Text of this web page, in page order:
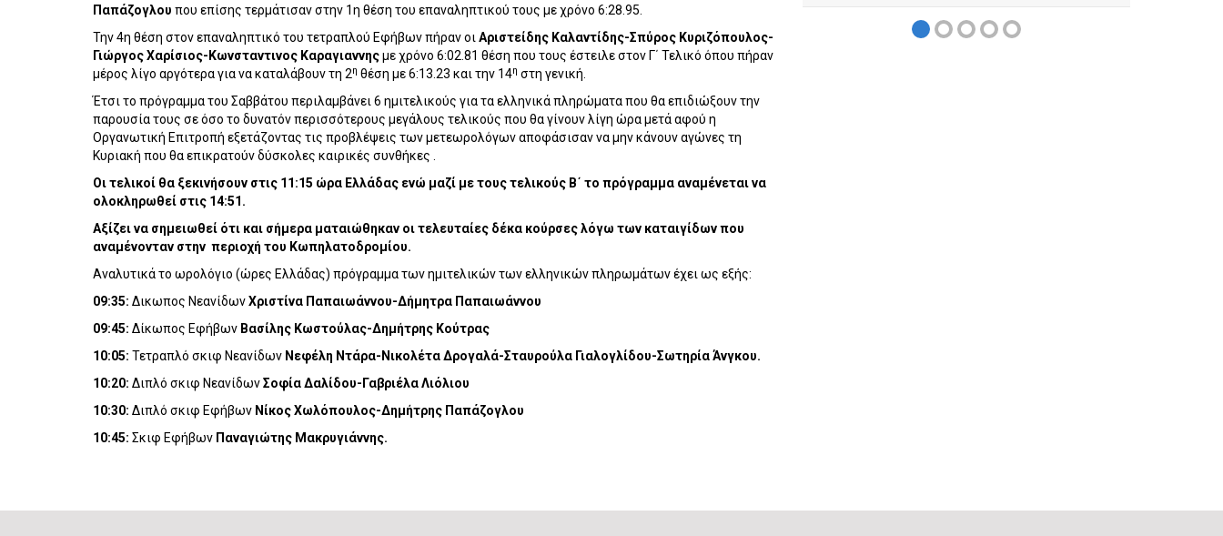
Παπάζογλου που επίσης τερμάτισαν στην 1η θέση του επαναληπτικού τους με χρόνο 6:28.95.
Την 4η θέση στον επαναληπτικό του τετραπλού Εφήβων πήραν οι Αριστείδης Καλαντίδης-Σπύρος Κυριζόπουλος-
Γιώργος Χαρίσιος-Κωνσταντινος Καραγιαννηςμε χρόνο 6:02.81 θέση που τους έστειλε στον Γ΄ Τελικό όπου πήραν
μέρος λίγο αργότερα για να καταλάβουν τη 2η θέση με 6:13.23 και την 14η στη γενική.
Έτσι το πρόγραμμα του Σαββάτου περιλαμβάνει 6 ημιτελικούς για τα ελληνικά πληρώματα που θα επιδιώξουν την
παρουσία τους σε όσο το δυνατόν περισσότερους μεγάλους τελικούς που θα γίνουν λίγη ώρα μετά αφού η
Οργανωτική Επιτροπή εξετάζοντας τις προβλέψεις των μετεωρολόγων αποφάσισαν να μην κάνουν αγώνες τη
Κυριακή που θα επικρατούν δύσκολες καιρικές συνθήκες .
Οι τελικοί θα ξεκινήσουν στις 11:15 ώρα Ελλάδας ενώ μαζί με τους τελικούς Β΄ το πρόγραμμα αναμένεται να
ολοκληρωθεί στις 14:51.
Αξίζει να σημειωθεί ότι και σήμερα ματαιώθηκαν οι τελευταίες δέκα κούρσες λόγω των καταιγίδων που
αναμένονταν στην περιοχή του Κωπηλατοδρομίου.
Αναλυτικά το ωρολόγιο (ώρες Ελλάδας) πρόγραμμα των ημιτελικών των ελληνικών πληρωμάτων έχει ως εξής:
09:35: Δικωπος ΝεανίδωνΧριστίνα Παπαιωάννου-Δήμητρα Παπαιωάννου
09:45: Δίκωπος Εφήβων Βασίλης Κωστούλας-Δημήτρης Κούτρας
10:05: Τετραπλό σκιφ Νεανίδων Νεφέλη Ντάρα-Νικολέτα Δρογαλά-Σταυρούλα Γιαλογλίδου-Σωτηρία Άνγκου.
10:20: Διπλό σκιφ ΝεανίδωνΣοφία Δαλίδου-Γαβριέλα Λιόλιου
10:30: Διπλό σκιφ Εφήβων Νίκος Χωλόπουλος-Δημήτρης Παπάζογλου
10:45: Σκιφ Εφήβων Παναγιώτης Μακρυγιάννης.